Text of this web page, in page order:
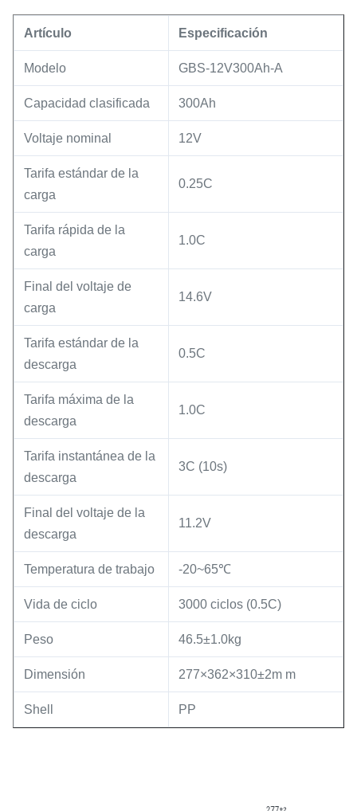
Artículo Especificación
Modelo GBS-12V300Ah-A
Capacidad clasificada 300Ah
Voltaje nominal 12V
Tarifa estándar de la
carga
0.25C
Tarifa rápida de la
carga
1.0C
Final del voltaje de
carga
14.6V
Tarifa estándar de la
descarga
0.5C
Tarifa máxima de la
descarga
1.0C
Tarifa instantánea de la
descarga
3C (10s)
Final del voltaje de la
descarga
11.2V
Temperatura de trabajo -20~65℃
Vida de ciclo 3000 ciclos (0.5C)
Peso 46.5±1.0kg
Dimensión 277×362×310±2m m
Shell PP